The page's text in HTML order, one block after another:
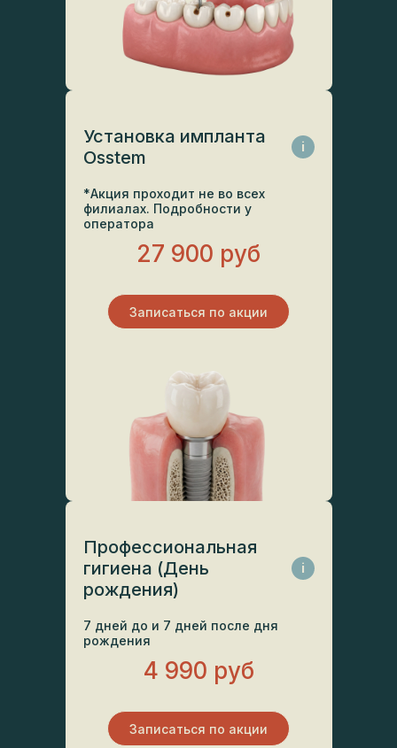
Установка импланта
Osstem
i
*Акция проходит не во всех
филиалах. Подробности у
оператора
27 900 руб
Записаться по акции
Профессиональная
гигиена (День
рождения)
i
7 дней до и 7 дней после дня
рождения
4 990 руб
Записаться по акции